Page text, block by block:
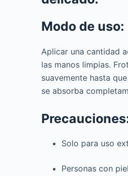
Modo de uso:
Aplicar una cantidad
las manos limpias.
suavemente hasta
se absorba
Solo para uso
Personas con